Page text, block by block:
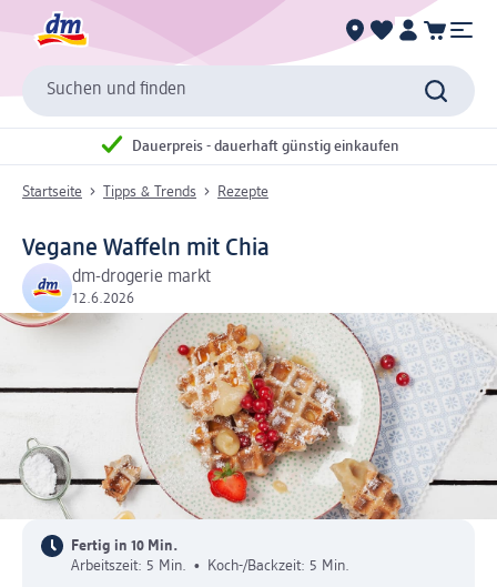
Suchen und finden
Dauerpreis - dauerhaft günstig einkaufen
Startseite Tipps & Trends Rezepte
Vegane Waffeln mit Chia
dm-drogerie markt
12.6.2026
Fertig in 10 Min.
Arbeitszeit: 5 Min. • Koch-/Backzeit: 5 Min.